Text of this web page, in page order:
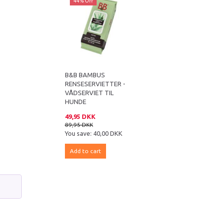
B&B BAMBUS
RENSESERVIETTER -
VÅDSERVIET TIL
HUNDE
49,95 DKK
89,95 DKK
You save: 40,00 DKK
Add to cart